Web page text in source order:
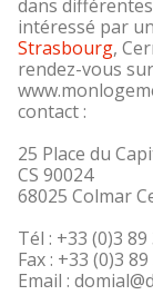
dans
intéressé par un
Strasbourg,
rendez-vous
contact :
25 Place du
CS 90024
68025 Colmar
Tél : +33 (0)3 89
Fax : +33 (0)3
Email :